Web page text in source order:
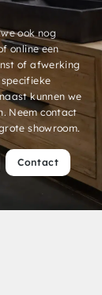
ook nog
online een
of afwerking
kunnen we
Neem contact
showroom.
Contact